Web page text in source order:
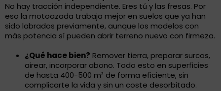
No hay tracción independiente. Eres tú y las fresas. Por
eso la motoazada trabaja mejor en suelos que ya han
sido labrados previamente, aunque los modelos con
más potencia sí pueden abrir terreno nuevo con firmeza.
¿Qué hace bien? Remover tierra, preparar surcos,
airear, incorporar abono. Todo esto en superficies
de hasta 400-500 m² de forma eficiente, sin
complicarte la vida y sin un coste desorbitado.